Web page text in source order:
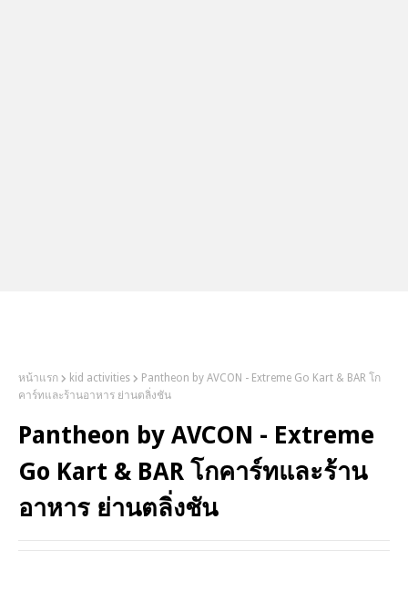
หน้าแรก kid activities
Pantheon by AVCON - Extreme Go Kart & BAR โก
คาร์ทและร้านอาหาร ย่านตลิ่งชัน
Pantheon by AVCON - Extreme
Go Kart & BAR โกคาร์ทและร้าน
อาหาร ย่านตลิ่งชัน